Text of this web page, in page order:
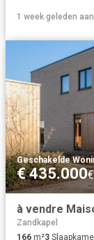
1 week geleden
Geschakelde
€ 435.000
à vendre
Zandkapel
166 m²3